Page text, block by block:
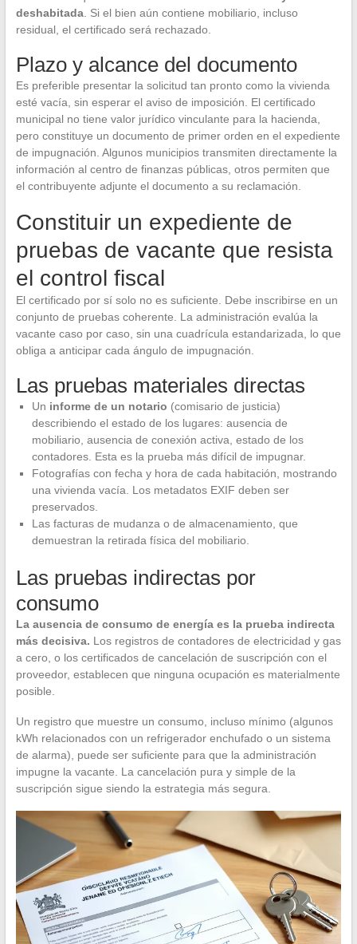
deshabitada. Si el bien aún contiene mobiliario, incluso
residual, el certificado será rechazado.
Plazo y alcance del documento
Es preferible presentar la solicitud tan pronto como la vivienda
esté vacía, sin esperar el aviso de imposición. El certificado
municipal no tiene valor jurídico vinculante para la hacienda,
pero constituye un documento de primer orden en el expediente
de impugnación. Algunos municipios transmiten directamente la
información al centro de finanzas públicas, otros permiten que
el contribuyente adjunte el documento a su reclamación.
Constituir un expediente de
pruebas de vacante que resista
el control fiscal
El certificado por sí solo no es suficiente. Debe inscribirse en un
conjunto de pruebas coherente. La administración evalúa la
vacante caso por caso, sin una cuadrícula estandarizada, lo que
obliga a anticipar cada ángulo de impugnación.
Las pruebas materiales directas
Un informe de un notario (comisario de justicia)
describiendo el estado de los lugares: ausencia de
mobiliario, ausencia de conexión activa, estado de los
contadores. Esta es la prueba más difícil de impugnar.
Fotografías con fecha y hora de cada habitación, mostrando
una vivienda vacía. Los metadatos EXIF deben ser
preservados.
Las facturas de mudanza o de almacenamiento, que
demuestran la retirada física del mobiliario.
Las pruebas indirectas por
consumo
La ausencia de consumo de energía es la prueba indirecta
más decisiva. Los registros de contadores de electricidad y gas
a cero, o los certificados de cancelación de suscripción con el
proveedor, establecen que ninguna ocupación es materialmente
posible.
Un registro que muestre un consumo, incluso mínimo (algunos
kWh relacionados con un refrigerador enchufado o un sistema
de alarma), puede ser suficiente para que la administración
impugne la vacante. La cancelación pura y simple de la
suscripción sigue siendo la estrategia más segura.